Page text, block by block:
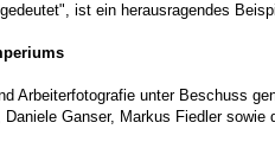
ist ein herausragendes
Arbeiterfotografie unter Beschuss
Ganser, Markus Fiedler